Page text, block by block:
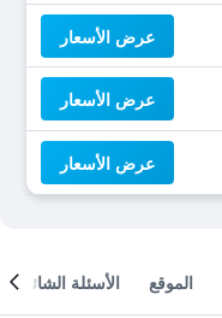
عرض الأسعار
عرض الأسعار
عرض الأسعار
الموقع الأسئلة الشائعة